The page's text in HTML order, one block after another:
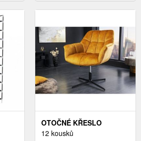
OTOČNÉ KŘESLO
KOKALOS DEKORHOME
12 kousků